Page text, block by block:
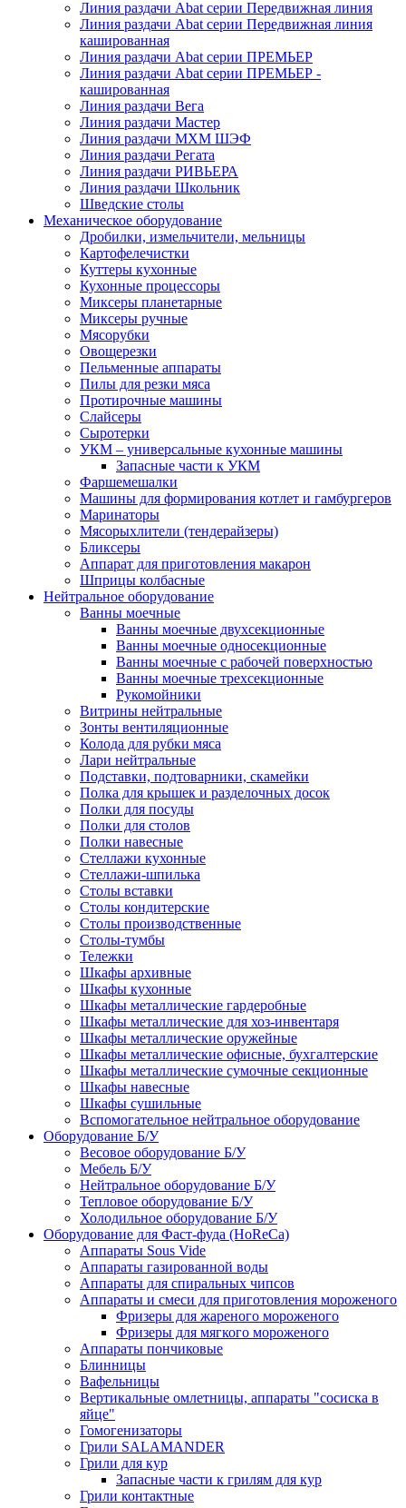
Линия раздачи Abat серии Передвижная линия
Линия раздачи Abat серии Передвижная линия
кашированная
Линия раздачи Abat серии ПРЕМЬЕР
Линия раздачи Abat серии ПРЕМЬЕР -
кашированная
Линия раздачи Вега
Линия раздачи Мастер
Линия раздачи МХМ ШЭФ
Линия раздачи Регата
Линия раздачи РИВЬЕРА
Линия раздачи Школьник
Шведские столы
Механическое оборудование
Дробилки, измельчители, мельницы
Картофелечистки
Куттеры кухонные
Кухонные процессоры
Миксеры планетарные
Миксеры ручные
Мясорубки
Овощерезки
Пельменные аппараты
Пилы для резки мяса
Протирочные машины
Слайсеры
Сыротерки
УКМ – универсальные кухонные машины
Запасные части к УКМ
Фаршемешалки
Машины для формирования котлет и гамбургеров
Маринаторы
Мясорыхлители (тендерайзеры)
Бликсеры
Аппарат для приготовления макарон
Шприцы колбасные
Нейтральное оборудование
Ванны моечные
Ванны моечные двухсекционные
Ванны моечные односекционные
Ванны моечные с рабочей поверхностью
Ванны моечные трехсекционные
Рукомойники
Витрины нейтральные
Зонты вентиляционные
Колода для рубки мяса
Лари нейтральные
Подставки, подтоварники, скамейки
Полка для крышек и разделочных досок
Полки для посуды
Полки для столов
Полки навесные
Стеллажи кухонные
Стеллажи-шпилька
Столы вставки
Столы кондитерские
Столы производственные
Столы-тумбы
Тележки
Шкафы архивные
Шкафы кухонные
Шкафы металлические гардеробные
Шкафы металлические для хоз-инвентаря
Шкафы металлические оружейные
Шкафы металлические офисные, бухгалтерские
Шкафы металлические сумочные секционные
Шкафы навесные
Шкафы сушильные
Вспомогательное нейтральное оборудование
Оборудование Б/У
Весовое оборудование Б/У
Мебель Б/У
Нейтральное оборудование Б/У
Тепловое оборудование Б/У
Холодильное оборудование Б/У
Оборудование для Фаст-фуда (HoReCa)
Аппараты Sous Vide
Аппараты газированной воды
Аппараты для спиральных чипсов
Аппараты и смеси для приготовления мороженого
Фризеры для жареного мороженого
Фризеры для мягкого мороженого
Аппараты пончиковые
Блинницы
Вафельницы
Вертикальные омлетницы, аппараты "сосиска в
яйце"
Гомогенизаторы
Грили SALAMANDER
Грили для кур
Запасные части к грилям для кур
Грили контактные